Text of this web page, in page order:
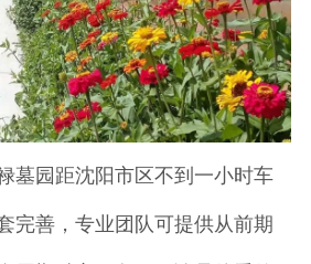
墓园距沈阳市区不到一小时车
完善，专业团队可提供从前期